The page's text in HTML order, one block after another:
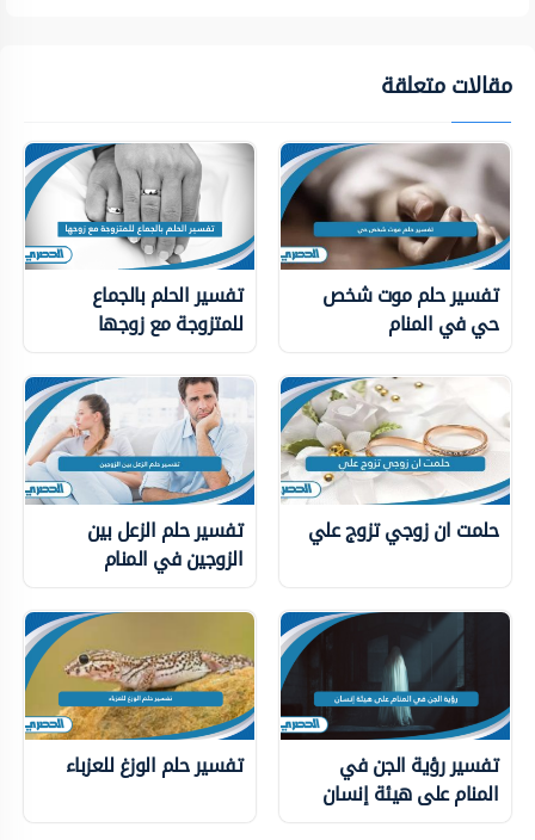
مقالات متعلقة
تفسير حلم موت شخص
حي في المنام
تفسير الحلم بالجماع
للمتزوجة مع زوجها
حلمت ان زوجي تزوج علي تفسير حلم الزعل بين
الزوجين في المنام
تفسير رؤية الجن في
المنام على هيئة إنسان
تفسير حلم الوزغ للعزباء